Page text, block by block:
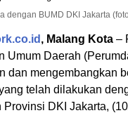
dengan BUMD DKI Jakarta
, Malang Kota –
Umum Daerah
dan mengembangkan
telah dilakukan
Provinsi DKI Jakarta,